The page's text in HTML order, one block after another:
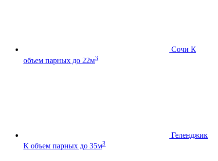
Сочи К
объем парных до 22м3
Геленджик
К объем парных до 35м3